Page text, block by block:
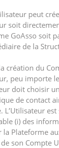
peut
soit
GoAsso soit
de la
création du
peu importe
doit choisir
de contact
L’Utilisateur est
(i) des
la Plateforme
son Compte